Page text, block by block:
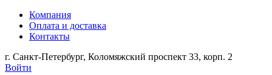
Компания
Оплата и доставка
Контакты
г. Санкт-Петербург, Коломяжский проспект 33, корп. 2
Войти